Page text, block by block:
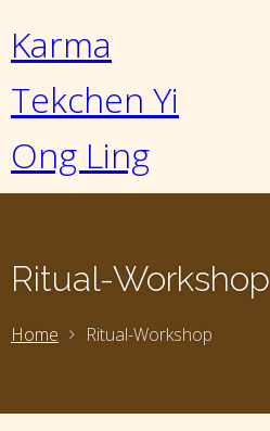
Karma
Tekchen Yi
Ong Ling
Ritual-Workshop
Home Ritual-Workshop